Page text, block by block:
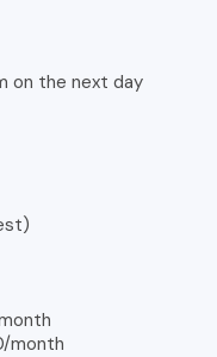
on the next day
month